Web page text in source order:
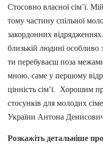
Стосовно власної сім’ї.
тому частину спільної
закордонних
близькій людині
ти перебуваєш поза
мною, саме у першому
цінність сім’ї. Хорошим
стосунків для молодих
України Антона
Розкажіть детальніше